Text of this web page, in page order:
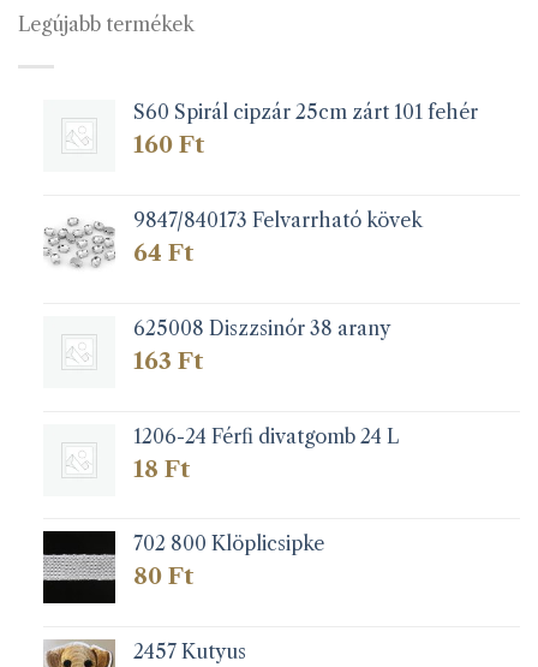
termékoldalon
Legújabb termékek
S60 Spirál cipzár 25cm zárt 101 fehér
160 Ft
9847/840173 Felvarrható kövek
64 Ft
625008 Diszzsinór 38 arany
163 Ft
1206-24 Férfi divatgomb 24 L
18 Ft
702 800 Klöplicsipke
80 Ft
2457 Kutyus